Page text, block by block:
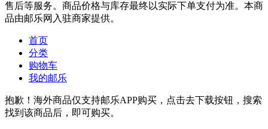
售后等服务。商品价格与库存最终以实际下单支付为准。本商
品由邮乐网入驻商家提供。
首页
分类
购物车
我的邮乐
抱歉！海外商品仅支持邮乐APP购买，点击去下载按钮，搜索
找到该商品后，即可购买。